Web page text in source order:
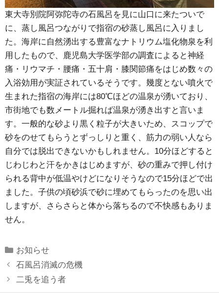
東大寺別院阿弥陀寺の石風呂を見に山口に来たついで
に、蒸し風呂つながりで指宿の砂蒸し風呂に入りまし
た。海岸に自然湧出する豊富なナトリウム塩化物泉を利
用したもので、鹿児島大学医学部の調査によると神経
痛・リウマチ・腰痛・五十肩・膝関節痛をはじめ数々の
入浴効用が実証されているそうです。幾度とない噴火で
生まれた指宿の海岸には80℃ほどの温泉が湧いており、
市街地でも数メートル掘れば温泉が湧き出すと言いま
す。一般的な砂より黒く粒子が大きいため、スコップで
砂をのせてもらうとずっしりと重く、筋力の弱い人なら
自分では脱出できないかもしれません。10分ほどすると
じわじわと汗をかきはじめますが、砂の重みで押し付け
られる背中が低温やけどになりそうなので15分ほどで出
ました。子供の頃砂浜で砂に埋めてもらったのを思い出
しますが、さらさらと体から落ちるので不快感もありま
せん。
Categories
お知らせ
石風呂消滅の危機
二兎を追う者